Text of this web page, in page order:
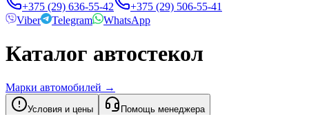
+375 (29) 636-55-42
+375 (29) 506-55-41
Viber
Telegram WhatsApp
Каталог автостекол
Марки автомобилей →
Условия и цены Помощь менеджера